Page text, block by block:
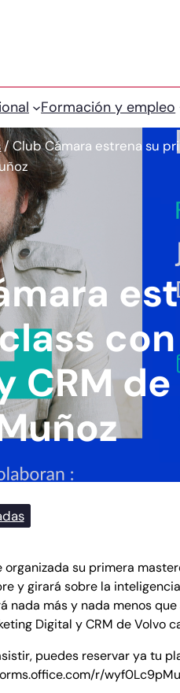
Formación y empleo
/Club Cámara estrena su
CRM
organizada su primera
y girará sobre la
nada más y nada menos
Digital y CRM de Volvo
puedes reservar ya tu
r/wyf0Lc9pMu